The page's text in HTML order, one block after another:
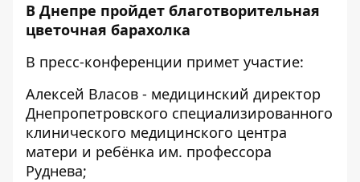
В Днепре пройдет благотворительная
цветочная барахолка
В пресс-конференции примет участие:
Алексей Власов - медицинский директор
Днепропетровского специализированного
клинического медицинского центра
матери и ребёнка им. профессора
Руднева;